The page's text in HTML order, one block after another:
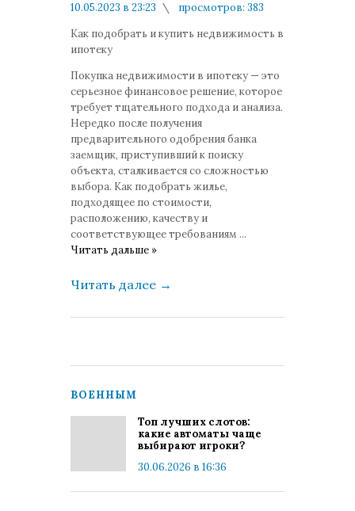
10.05.2023 в 23:23
просмотров: 383
Как подобрать и купить недвижимость в
ипотеку
Покупка недвижимости в ипотеку — это
серьезное финансовое решение, которое
требует тщательного подхода и анализа.
Нередко после получения
предварительного одобрения банка
заемщик, приступивший к поиску
объекта, сталкивается со сложностью
выбора. Как подобрать жилье,
подходящее по стоимости,
расположению, качеству и
соответствующее требованиям ...
Читать дальше »
Читать далее →
ВОЕННЫМ
Топ лучших слотов:
какие автоматы чаще
выбирают игроки?
30.06.2026 в 16:36